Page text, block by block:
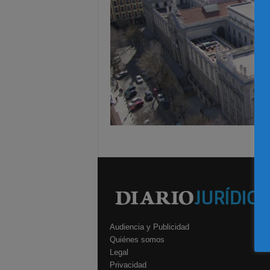
Audiencia y Publicidad
Quiénes somos
Legal
Privacidad